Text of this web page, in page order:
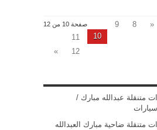
صفحة 10 من 12 «
8
9
10
11
12
»
متنقلة عبدالله مبارك /
متنقلة ضاحية مبارك العبدالله